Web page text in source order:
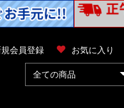
会員登録 お気に入り